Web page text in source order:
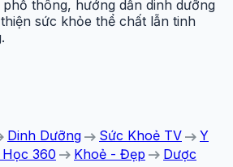
thông, hướng dẫn dinh dưỡng
sức khỏe thể chất lẫn tinh
Dinh Dưỡng arrow_right_alt Sức Khoẻ TV arrow_right_alt Y
360 arrow_right_alt Khoẻ - Đẹp arrow_right_alt Dược